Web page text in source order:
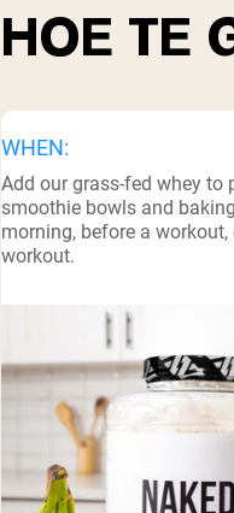
HOE TE
WHEN:
Add our grass-fed whey to
smoothie bowls and
morning, before a workout,
workout.